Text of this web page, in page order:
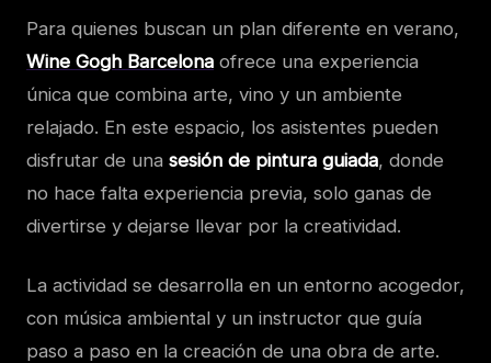
Para quienes buscan un plan diferente en verano,
Wine Gogh Barcelona ofrece una experiencia
única que combina arte, vino y un ambiente
relajado. En este espacio, los asistentes pueden
disfrutar de una sesión de pintura guiada, donde
no hace falta experiencia previa, solo ganas de
divertirse y dejarse llevar por la creatividad.
La actividad se desarrolla en un entorno acogedor,
con música ambiental y un instructor que guía
paso a paso en la creación de una obra de arte.